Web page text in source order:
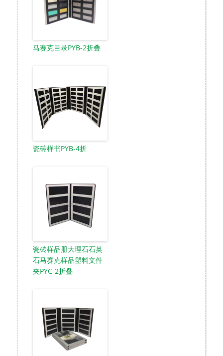
马赛克目录PYB-2折叠
瓷砖样书PYB-4折
瓷砖样品册大理石石英
石马赛克样品塑料文件
夹PYC-2折叠